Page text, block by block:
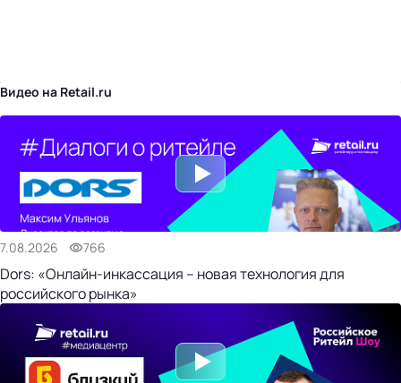
Видео на Retail.ru
7.08.2026 766
Dors: «Онлайн-инкассация – новая технология для
российского рынка»